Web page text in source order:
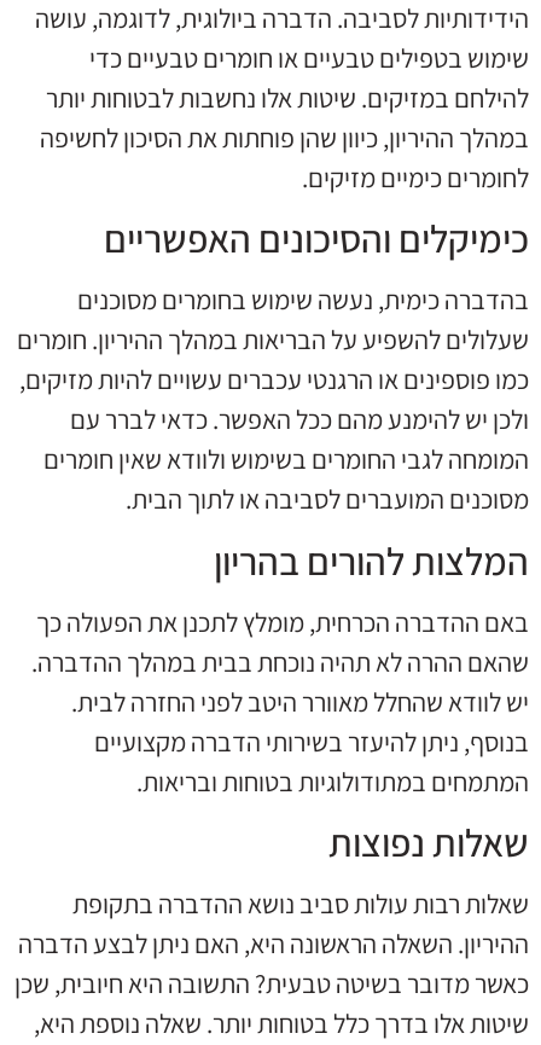
הידידותיות לסביבה. הדברה ביולוגית, לדוגמה, עושה
שימוש בטפילים טבעיים או חומרים טבעיים כדי
להילחם במזיקים. שיטות אלו נחשבות לבטוחות יותר
במהלך ההיריון, כיוון שהן פוחתות את הסיכון לחשיפה
לחומרים כימיים מזיקים.
כימיקלים והסיכונים האפשריים
בהדברה כימית, נעשה שימוש בחומרים מסוכנים
שעלולים להשפיע על הבריאות במהלך ההיריון. חומרים
כמו פוספינים או הרגנטי עכברים עשויים להיות מזיקים,
ולכן יש להימנע מהם ככל האפשר. כדאי לברר עם
המומחה לגבי החומרים בשימוש ולוודא שאין חומרים
מסוכנים המועברים לסביבה או לתוך הבית.
המלצות להורים בהריון
באם ההדברה הכרחית, מומלץ לתכנן את הפעולה כך
שהאם ההרה לא תהיה נוכחת בבית במהלך ההדברה.
יש לוודא שהחלל מאוורר היטב לפני החזרה לבית.
בנוסף, ניתן להיעזר בשירותי הדברה מקצועיים
המתמחים במתודולוגיות בטוחות ובריאות.
שאלות נפוצות
שאלות רבות עולות סביב נושא ההדברה בתקופת
ההיריון. השאלה הראשונה היא, האם ניתן לבצע הדברה
כאשר מדובר בשיטה טבעית? התשובה היא חיובית, שכן
שיטות אלו בדרך כלל בטוחות יותר. שאלה נוספת היא,